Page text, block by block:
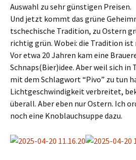
Auswahl zu sehr günstigen Preisen.
Und jetzt kommt das grüne
tschechische Tradition, zu Ostern
richtig grün. Wobei: die Tradition
Vor etwa 20 Jahren kam eine
Schnaps(Bier)idee. Aber weil sich in
mit dem Schlagwort “Pivo” zu tun
Lichtgeschwindigkeit verbreitet,
überall. Aber eben nur Ostern. Ich
noch eine Knoblauchsuppe dazu.